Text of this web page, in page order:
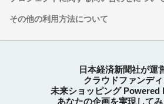
その他の利用方法について
日本経済新聞社が運
クラウドファンデ
未来ショッピング Powered
あなたの企画を実現して